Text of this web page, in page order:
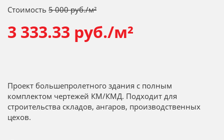
Стоимость 5 000 руб./м²
3 333.33 руб./м²
Проект большепролетного здания с полным
комплектом чертежей КМ/КМД. Подходит для
строительства складов, ангаров, производственных
цехов.